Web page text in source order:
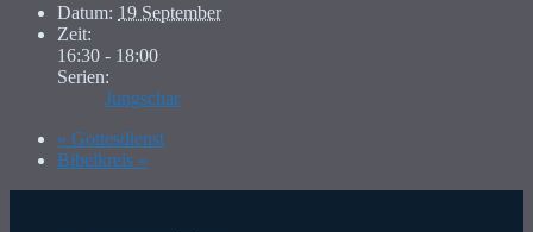
Datum: 19 September
Zeit:
16:30 - 18:00
Serien:
Jungschar
« Gottesdienst
Bibelkreis »